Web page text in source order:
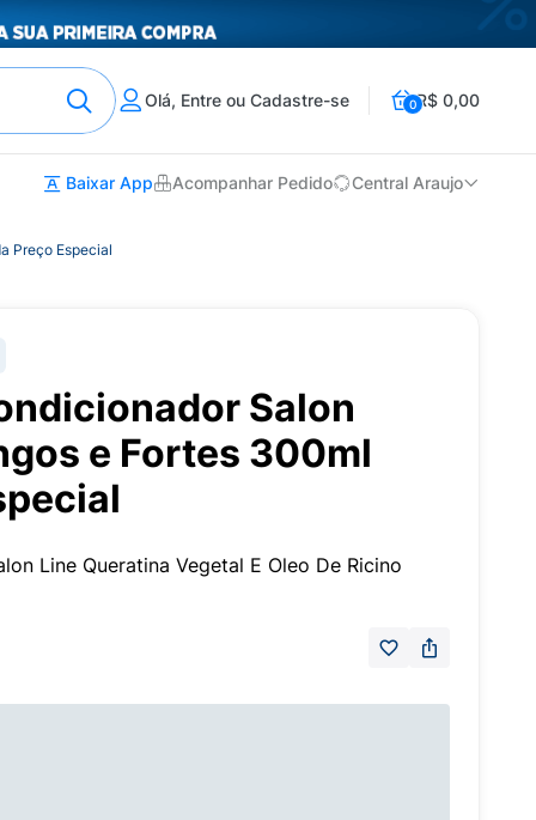
Olá, Entre ou Cadastre-se 0R$ 0,00
Baixar App Acompanhar Pedido Central Araujo
Preço Especial
Salon
e Fortes 300ml
Line Queratina Vegetal E Oleo De Ricino